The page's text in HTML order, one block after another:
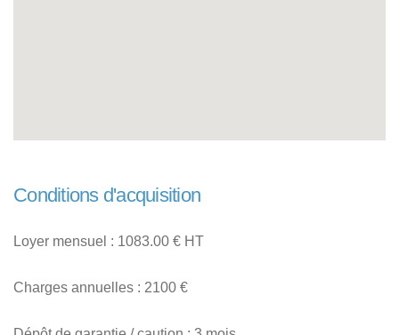
Conditions d'acquisition
Loyer mensuel : 1083.00 € HT
Charges annuelles : 2100 €